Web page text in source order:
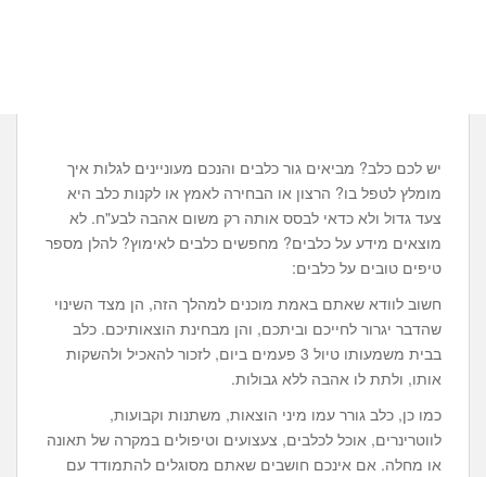
יש לכם כלב? מביאים גור כלבים והנכם מעוניינים לגלות איך
מומלץ לטפל בו? הרצון או הבחירה לאמץ או לקנות כלב היא
צעד גדול ולא כדאי לבסס אותה רק משום אהבה לבע"ח. לא
מוצאים מידע על כלבים? מחפשים כלבים לאימוץ? להלן מספר
טיפים טובים על כלבים:
חשוב לוודא שאתם באמת מוכנים למהלך הזה, הן מצד השינוי
שהדבר יגרור לחייכם וביתכם, והן מבחינת הוצאותיכם. כלב
בבית משמעותו טיול 3 פעמים ביום, לזכור להאכיל ולהשקות
אותו, ולתת לו אהבה ללא גבולות.
כמו כן, כלב גורר עמו מיני הוצאות, משתנות וקבועות,
לווטרינרים, אוכל לכלבים, צעצועים וטיפולים במקרה של תאונה
או מחלה. אם אינכם חושבים שאתם מסוגלים להתמודד עם